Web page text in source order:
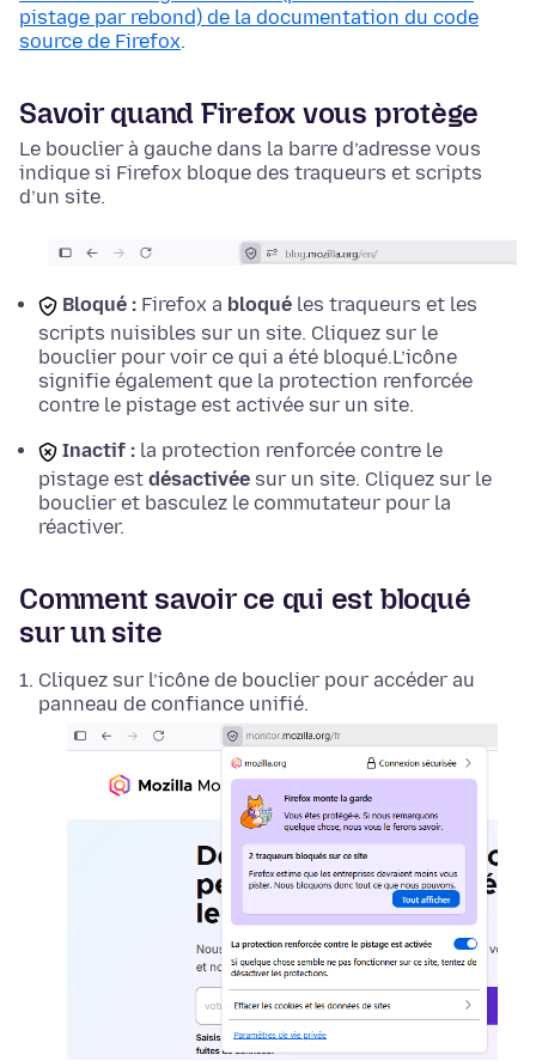
pistage par rebond) de la documentation du code
source de Firefox.
Savoir quand Firefox vous protège
Le bouclier à gauche dans la barre d’adresse vous
indique si Firefox bloque des traqueurs et scripts
d’un site.
Bloqué : Firefox a bloqué les traqueurs et les
scripts nuisibles sur un site. Cliquez sur le
bouclier pour voir ce qui a été bloqué.L’icône
signifie également que la protection renforcée
contre le pistage est activée sur un site.
Inactif : la protection renforcée contre le
pistage est désactivée sur un site. Cliquez sur le
bouclier et basculez le commutateur pour la
réactiver.
Comment savoir ce qui est bloqué
sur un site
Cliquez sur l’icône de bouclier pour accéder au
panneau de confiance unifié.